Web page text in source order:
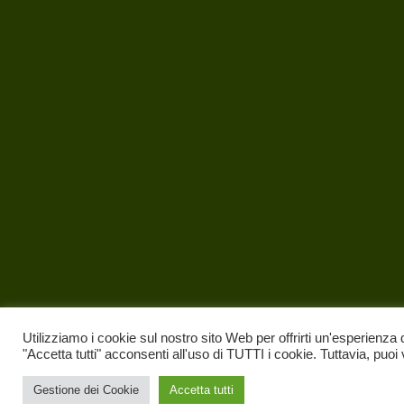
Utilizziamo i cookie sul nostro sito Web per offrirti
"Accetta tutti" acconsenti all'uso di TUTTI i cookie. Tuttavia,
Gestione dei Cookie Accetta tutti